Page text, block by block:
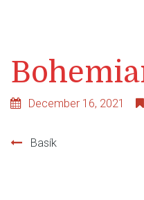
December 16, 2021
Basík